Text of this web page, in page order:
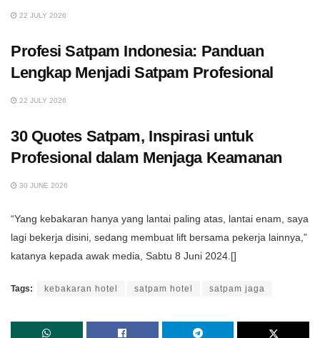
22 JULY 2026
Profesi Satpam Indonesia: Panduan
Lengkap Menjadi Satpam Profesional
22 JULY 2026
30 Quotes Satpam, Inspirasi untuk
Profesional dalam Menjaga Keamanan
30 JUNE 2026
“Yang kebakaran hanya yang lantai paling atas, lantai enam, saya
lagi bekerja disini, sedang membuat lift bersama pekerja lainnya,”
katanya kepada awak media, Sabtu 8 Juni 2024.[]
Tags: kebakaran hotel satpam hotel satpam jaga